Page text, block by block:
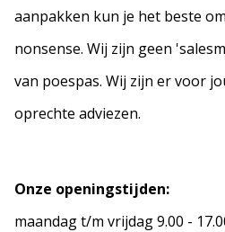
aanpakken kun je het beste
nonsense. Wij zijn geen
van poespas. Wij zijn er voor
oprechte adviezen.
Onze openingstijden:
maandag t/m vrijdag9.00 -